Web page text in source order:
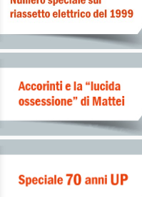
“INACCETTABILI”'